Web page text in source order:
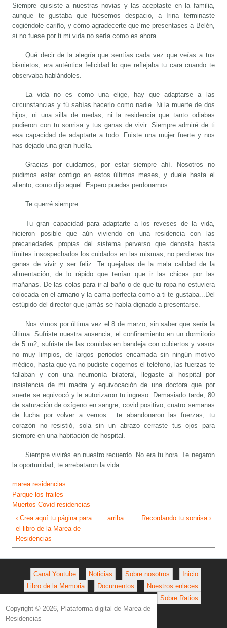
Siempre quisiste a nuestras novias y las aceptaste en la familia,
aunque te gustaba que fuésemos despacio, a Irina terminaste
cogiéndole cariño, y cómo agradecerte que me presentases a Belén,
si no fuese por ti mi vida no sería como es ahora.
Qué decir de la alegría que sentías cada vez que veías a tus
bisnietos, era auténtica felicidad lo que reflejaba tu cara cuando te
observaba hablándoles.
La vida no es como una elige, hay que adaptarse a las
circunstancias y tú sabías hacerlo como nadie. Ni la muerte de dos
hijos, ni una silla de ruedas, ni la residencia que tanto odiabas
pudieron con tu sonrisa y tus ganas de vivir. Siempre admiré de ti
esa capacidad de adaptarte a todo. Fuiste una mujer fuerte y nos
has dejado una gran huella.
Gracias por cuidarnos, por estar siempre ahí. Nosotros no
pudimos estar contigo en estos últimos meses, y duele hasta el
aliento, como dijo aquel. Espero puedas perdonarnos.
Te querré siempre.
Tu gran capacidad para adaptarte a los reveses de la vida,
hicieron posible que aún viviendo en una residencia con las
precariedades propias del sistema perverso que denosta hasta
límites insospechados los cuidados en las mismas, no perdieras tus
ganas de vivir y ser feliz. Te quejabas de la mala calidad de la
alimentación, de lo rápido que tenían que ir las chicas por las
mañanas. De las colas para ir al baño o de que tu ropa no estuviera
colocada en el armario y la cama perfecta como a ti te gustaba...Del
estúpido del director que jamás se había dignado a presentarse.
Nos vimos por última vez el 8 de marzo, sin saber que sería la
última. Sufriste nuestra ausencia, el confinamiento en un dormitorio
de 5 m2, sufriste de las comidas en bandeja con cubiertos y vasos
no muy limpios, de largos periodos encamada sin ningún motivo
médico, hasta que ya no pudiste cogernos el teléfono, las fuerzas te
fallaban y con una neumonía bilateral, llegaste al hospital por
insistencia de mi madre y equivocación de una doctora que por
suerte se equivocó y le autorizaron tu ingreso. Demasiado tarde, 80
de saturación de oxígeno en sangre, covid positivo, cuatro semanas
de lucha por volver a vernos... te abandonaron las fuerzas, tu
corazón no resistió, sola sin un abrazo cerraste tus ojos para
siempre en una habitación de hospital.
Siempre vivirás en nuestro recuerdo. No era tu hora. Te negaron
la oportunidad, te arrebataron la vida.
marea residencias
Parque los frailes
Muertos Covid residencias
‹ Crea aquí tu página para
el libro de la Marea de
Residencias
arriba Recordando tu sonrisa ›
Inicio
Sobre nosotros
Noticias
Canal Youtube
Nuestros enlaces
Documentos
Libro de la Memoria
Sobre Ratios
Copyright © 2026, Plataforma digital de Marea de
Residencias